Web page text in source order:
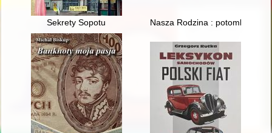
Sekrety Sopotu Nasza Rodzina : potomkowie